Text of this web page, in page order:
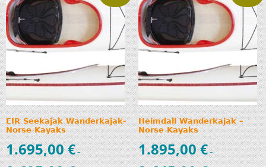
EIR Seekajak Wanderkajak-
Norse Kayaks
1.695,00€–
Heimdall Wanderkajak –
Norse Kayaks
1.895,00€–